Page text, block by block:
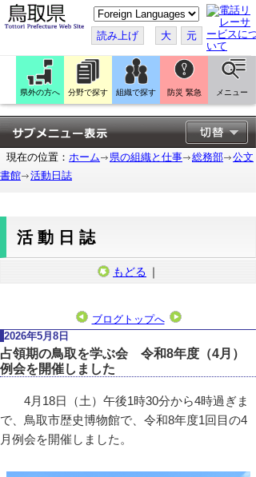
こ
の
ペ
ー
ジ
翻
訳
す
る
読み上げ 大 元
県外の方へ 分野で探す 組織で探す 防災 緊急 メニュー
現在の位置： ホーム 県の組織と仕事 総務部
公文
書館
活動日誌
活動日誌
もどる ｜
ブログトップへ
2026年5月8日
占領期の鳥取を学ぶ会 令和8年度（4月）
例会を開催しました
4月18日（土）午後1時30分から4時過ぎま
で、鳥取市歴史博物館で、令和8年度1回目の4
月例会を開催しました。